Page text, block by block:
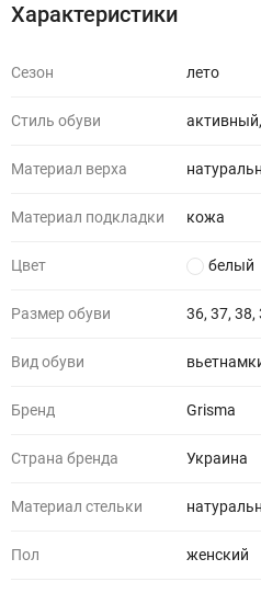
Характеристики
Сезон лето
Стиль обуви
Материал верха
Материал подкладки кожа
Цвет белый
Размер обуви 36, 37, 38,
Вид обуви
Бренд Grisma
Страна бренда Украина
Материал стельки
Пол женский